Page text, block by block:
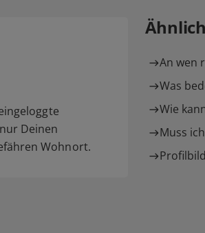
Deinen
Wohnort.
An wen
Was
Wie
Muss